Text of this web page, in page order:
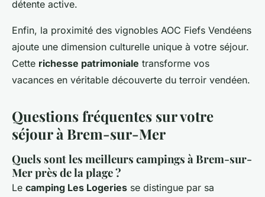
détente active.
Enfin, la proximité des vignobles AOC Fiefs Vendéens
ajoute une dimension culturelle unique à votre séjour.
Cette richesse patrimoniale transforme vos
vacances en véritable découverte du terroir vendéen.
Questions fréquentes sur votre
séjour à Brem-sur-Mer
Quels sont les meilleurs campings à Brem-sur-
Mer près de la plage ?
Le camping Les Logeries se distingue par sa